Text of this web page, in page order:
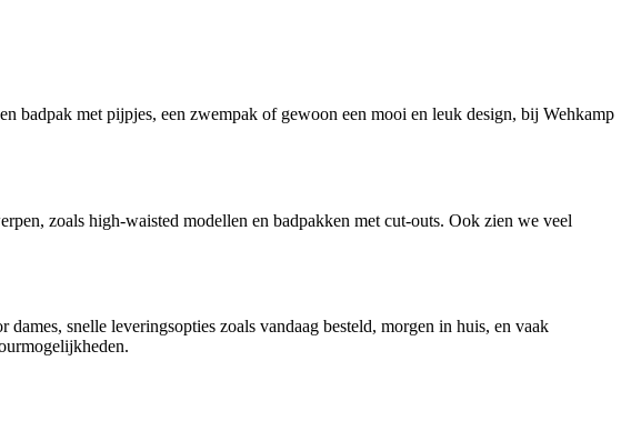
badpak met pijpjes, een zwempak of gewoon een mooi en leuk design, bij Wehkamp
zoals high-waisted modellen en badpakken met cut-outs. Ook zien we veel
snelle leveringsopties zoals vandaag besteld, morgen in huis, en vaak